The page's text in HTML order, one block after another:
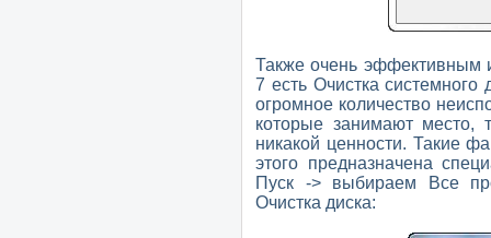
Также очень эффективным
7 есть Очистка
огромное количество
которые занимают место,
никакой ценности. Такие
этого предназначена
Пуск -> выбираем Все
Очистка диска: